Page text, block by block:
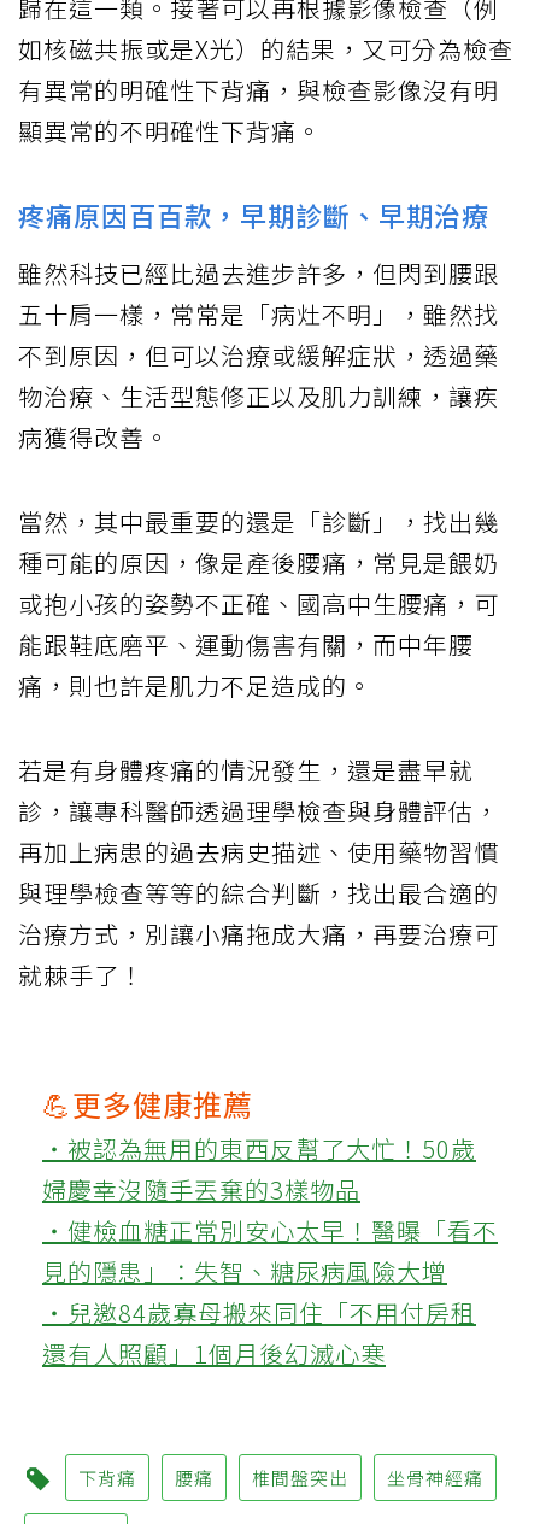
歸在這一類。接著可以再根據影像檢查（例
如核磁共振或是X光）的結果，又可分為檢查
有異常的明確性下背痛，與檢查影像沒有明
顯異常的不明確性下背痛。
疼痛原因百百款，早期診斷、早期治療
雖然科技已經比過去進步許多，但閃到腰跟
五十肩一樣，常常是「病灶不明」，雖然找
不到原因，但可以治療或緩解症狀，透過藥
物治療、生活型態修正以及肌力訓練，讓疾
病獲得改善。
當然，其中最重要的還是「診斷」，找出幾
種可能的原因，像是產後腰痛，常見是餵奶
或抱小孩的姿勢不正確、國高中生腰痛，可
能跟鞋底磨平、運動傷害有關，而中年腰
痛，則也許是肌力不足造成的。
若是有身體疼痛的情況發生，還是盡早就
診，讓專科醫師透過理學檢查與身體評估，
再加上病患的過去病史描述、使用藥物習慣
與理學檢查等等的綜合判斷，找出最合適的
治療方式，別讓小痛拖成大痛，再要治療可
就棘手了！
💪更多健康推薦
‧被認為無用的東西反幫了大忙！50歲
婦慶幸沒隨手丟棄的3樣物品
‧健檢血糖正常別安心太早！醫曝「看不
見的隱患」：失智、糖尿病風險大增
‧兒邀84歲寡母搬來同住「不用付房租
還有人照顧」1個月後幻滅心寒
下背痛 腰痛 椎間盤突出 坐骨神經痛